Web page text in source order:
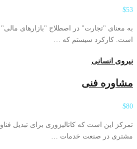
$53
به معنای "تجارت" در اصطلاح "بازارهای
است. کارکرد سیستم که …
نیروی انسانی
مشاوره فنی
$80
تمرکز این است که کاتالیزوری برای تبدیل
مشتری در صنعت خدمات …